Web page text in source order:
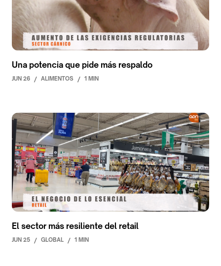
Una potencia que pide más respaldo
JUN 26 / ALIMENTOS / 1 MIN
El sector más resiliente del retail
JUN 25 / GLOBAL / 1 MIN